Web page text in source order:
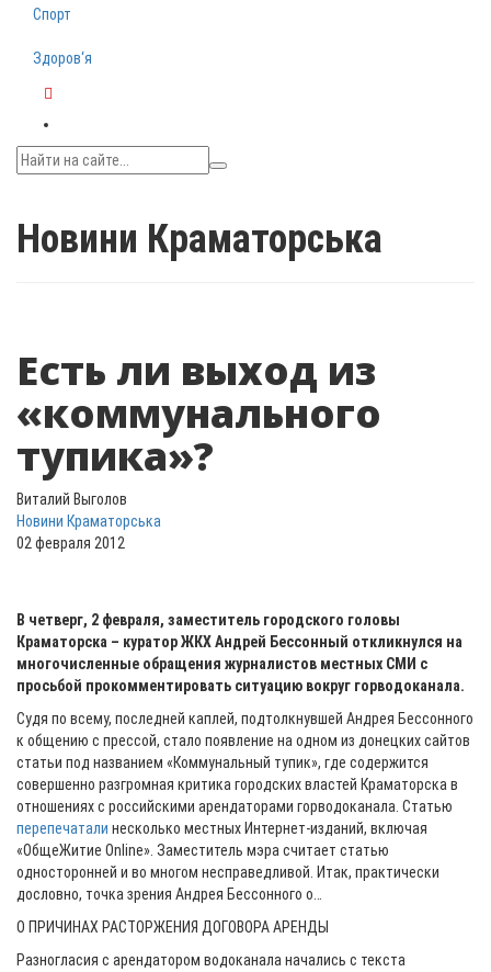
Спорт
Здоров‘я
Новини Краматорська
Есть ли выход из
«коммунального
тупика»?
Виталий Выголов
Новини Краматорська
02 февраля 2012
В четверг, 2 февраля, заместитель городского головы
Краматорска – куратор ЖКХ Андрей Бессонный откликнулся на
многочисленные обращения журналистов местных СМИ с
просьбой прокомментировать ситуацию вокруг горводоканала.
Судя по всему, последней каплей, подтолкнувшей Андрея Бессонного
к общению с прессой, стало появление на одном из донецких сайтов
статьи под названием «Коммунальный тупик», где содержится
совершенно разгромная критика городских властей Краматорска в
отношениях с российскими арендаторами горводоканала. Статью
перепечатали несколько местных Интернет-изданий, включая
«ОбщеЖитие Online». Заместитель мэра считает статью
односторонней и во многом несправедливой. Итак, практически
дословно, точка зрения Андрея Бессонного о…
О ПРИЧИНАХ РАСТОРЖЕНИЯ ДОГОВОРА АРЕНДЫ
Разногласия с арендатором водоканала начались с текста